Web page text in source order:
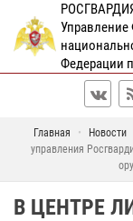
Федерации
Главная Новости
управления
В ЦЕНТРЕ